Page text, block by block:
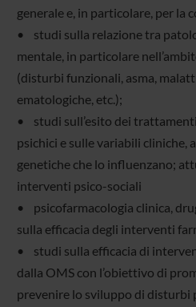
generale e, in particolare, per la
• studi sulla relazione tra
mentale, in particolare
(disturbi funzionali, asma,
ematologiche, etc.);
• studi sull’esito dei
psichici e sulle variabili cliniche,
genetiche che lo influenzano;
interventi psico-sociali
• psicofarmacologia clinica,
sulla efficacia degli interventi
• studi sulla efficacia di
dalla OMS con l’obiettivo di
prevenire lo sviluppo di disturbi